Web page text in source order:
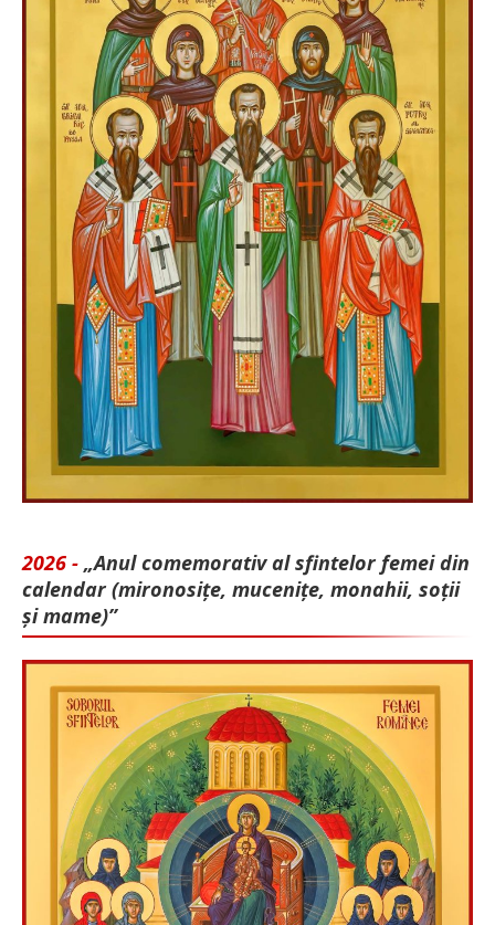
2026 - „Anul comemorativ al sfintelor femei din
calendar (mironosițe, mu­cenițe, monahii, soții
și mame)”